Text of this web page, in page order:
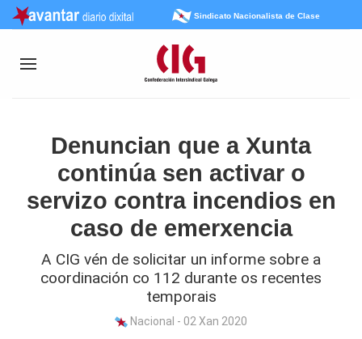
Sindicato Nacionalista de Clase
Denuncian que a Xunta
continúa sen activar o
servizo contra incendios en
caso de emerxencia
A CIG vén de solicitar un informe sobre a
coordinación co 112 durante os recentes
temporais
Nacional - 02 Xan 2020